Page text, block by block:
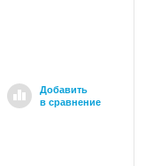
Добавить
в сравнение